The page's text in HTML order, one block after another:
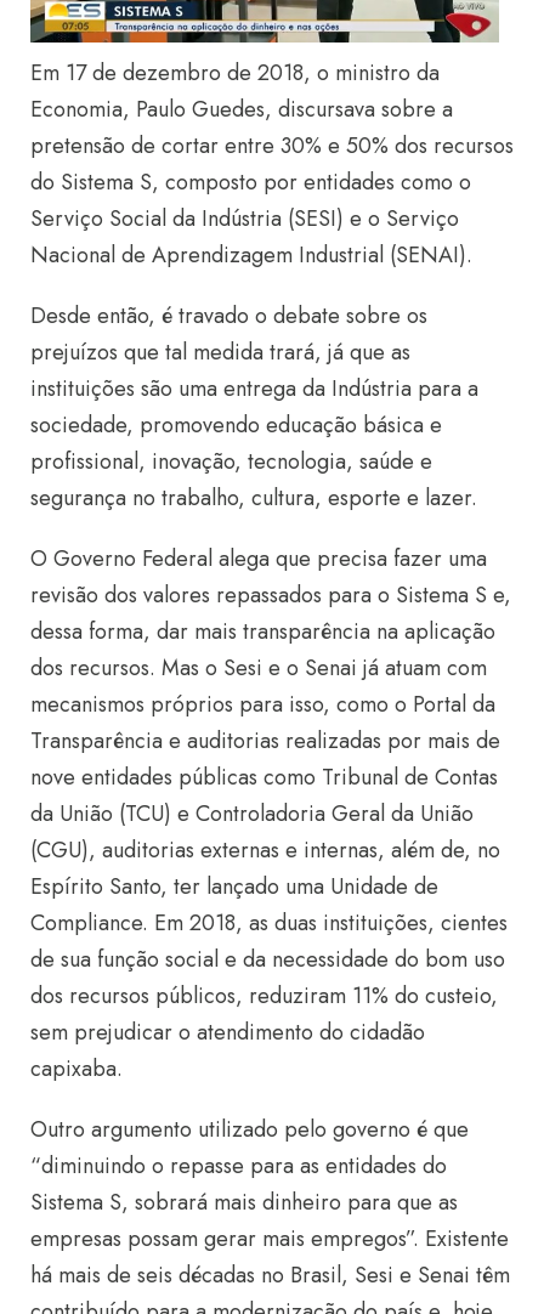
Em 17 de dezembro de 2018, o ministro da
Economia, Paulo Guedes, discursava sobre a
pretensão de cortar entre 30% e 50% dos recursos
do Sistema S, composto por entidades como o
Serviço Social da Indústria (SESI) e o Serviço
Nacional de Aprendizagem Industrial (SENAI).
Desde então, é travado o debate sobre os
prejuízos que tal medida trará, já que as
instituições são uma entrega da Indústria para a
sociedade, promovendo educação básica e
profissional, inovação, tecnologia, saúde e
segurança no trabalho, cultura, esporte e lazer.
O Governo Federal alega que precisa fazer uma
revisão dos valores repassados para o Sistema S e,
dessa forma, dar mais transparência na aplicação
dos recursos. Mas o Sesi e o Senai já atuam com
mecanismos próprios para isso, como o Portal da
Transparência e auditorias realizadas por mais de
nove entidades públicas como Tribunal de Contas
da União (TCU) e Controladoria Geral da União
(CGU), auditorias externas e internas, além de, no
Espírito Santo, ter lançado uma Unidade de
Compliance. Em 2018, as duas instituições, cientes
de sua função social e da necessidade do bom uso
dos recursos públicos, reduziram 11% do custeio,
sem prejudicar o atendimento do cidadão
capixaba.
Outro argumento utilizado pelo governo é que
“diminuindo o repasse para as entidades do
Sistema S, sobrará mais dinheiro para que as
empresas possam gerar mais empregos”. Existente
há mais de seis décadas no Brasil, Sesi e Senai têm